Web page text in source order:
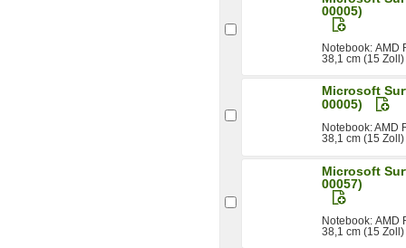
00005)
Notebook: AMD
38,1 cm (15
Microsoft
00005)
Notebook: AMD
38,1 cm (15
Microsoft
00057)
Notebook: AMD
38,1 cm (15